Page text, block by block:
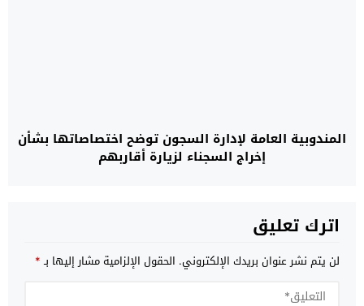
المندوبية العامة لإدارة السجون توضح اختصاصاتها بشأن
إخراج السجناء لزيارة أقاربهم
اترك تعليق
لن يتم نشر عنوان بريدك الإلكتروني. الحقول الإلزامية مشار إليها بـ*